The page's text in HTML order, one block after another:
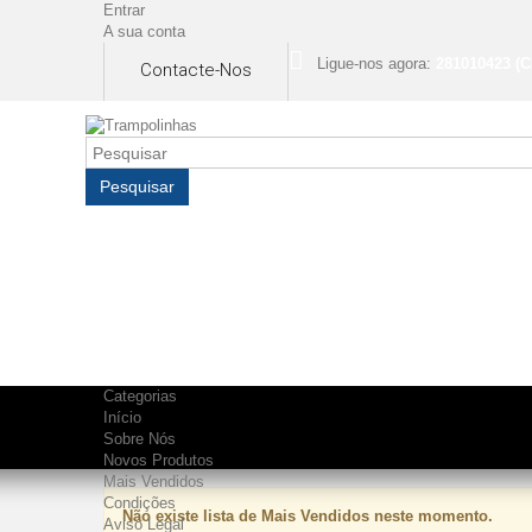
Entrar
A sua conta
Contacte-Nos Ligue-nos agora:
Pesquisar
Categorias
Início
Sobre Nós
Novos Produtos
Mais Vendidos
Condições
Aviso Legal
MAIS VENDIDOS
Não existe lista de Mais Vendidos neste momento.